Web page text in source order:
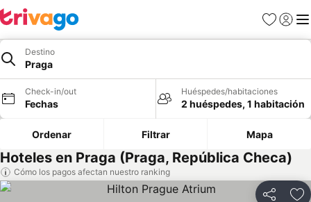
Favoritos
Iniciar
Destino
Praga
Check-in/out
Fechas
Huéspedes/habitaciones
2 huéspedes, 1 habitación
Ordenar Filtrar Mapa
Hoteles en Praga (Praga, República Checa)
Cómo los pagos afectan nuestro ranking